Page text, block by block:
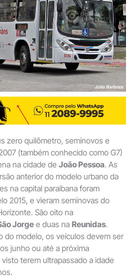
zero quilômetro, seminovos e
(também conhecido como G7)
na cidade de João Pessoa. As
anterior do modelo urbano da
na capital paraibana foram
2015, e vieram seminovas do
São oito na
Jorgee duas na Reunidas.
do modelo, os veículos devem ser
junho ou até a próxima
terem ultrapassado a idade